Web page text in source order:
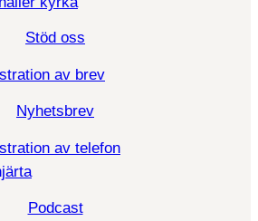
Stöd oss
Nyhetsbrev
Podcast